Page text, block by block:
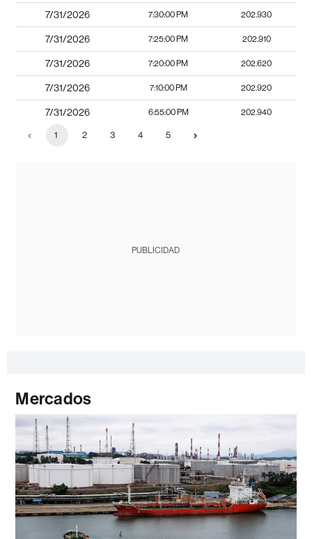
7/31/2026 7:30:00 PM 202.930
7/31/2026 7:25:00 PM 202.910
7/31/2026 7:20:00 PM 202.620
7/31/2026 7:10:00 PM 202.920
7/31/2026 6:55:00 PM 202.940
1 2 3 4 5
PUBLICIDAD
Mercados